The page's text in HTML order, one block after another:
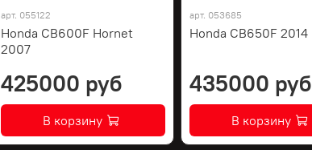
арт. 055122
Honda CB600F Hornet
2007
425000 руб
В корзину
арт. 053685
Honda CB650F 2014
435000 руб
В корзину